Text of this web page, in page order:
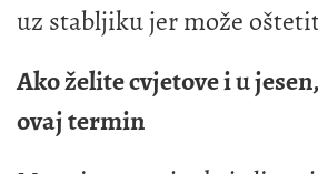
uz stabljiku jer može
Ako želite cvjetove i u
ovaj termin